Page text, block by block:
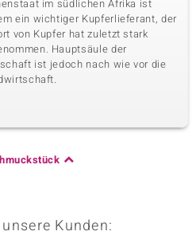
im südlichen Afrika ist
ein wichtiger Kupferlieferant, der
von Kupfer hat zuletzt stark
Hauptsäule der
ist jedoch nach wie vor die
Kunden: